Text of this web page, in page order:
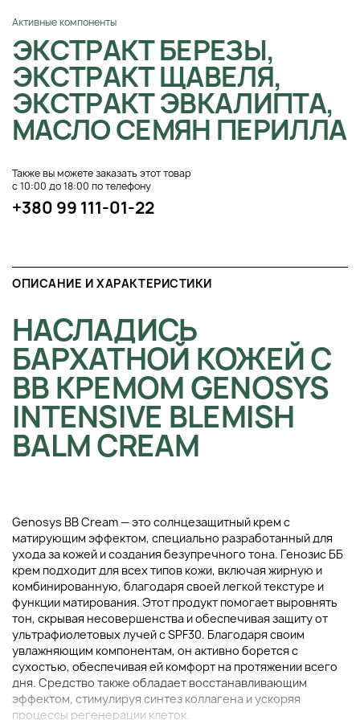
Активные компоненты
ЭКСТРАКТ БЕРЕЗЫ,
ЭКСТРАКТ ЩАВЕЛЯ,
ЭКСТРАКТ ЭВКАЛИПТА,
МАСЛО СЕМЯН ПЕРИЛЛА
Также вы можете заказать этот товар
с 10:00 до 18:00 по телефону
+380 99 111-01-22
ОПИСАНИЕ И ХАРАКТЕРИСТИКИ
НАСЛАДИСЬ
БАРХАТНОЙ КОЖЕЙ С
ВВ КРЕМОМ GENOSYS
INTENSIVE BLEMISH
BALM CREAM
Genosys BB Cream — это солнцезащитный крем с
матирующим эффектом, специально разработанный для
ухода за кожей и создания безупречного тона. Генозис ББ
крем подходит для всех типов кожи, включая жирную и
комбинированную, благодаря своей легкой текстуре и
функции матирования. Этот продукт помогает выровнять
тон, скрывая несовершенства и обеспечивая защиту от
ультрафиолетовых лучей с SPF30. Благодаря своим
увлажняющим компонентам, он активно борется с
сухостью, обеспечивая ей комфорт на протяжении всего
дня. Средство также обладает восстанавливающим
эффектом, стимулируя синтез коллагена и ускоряя
процессы регенерации клеток.